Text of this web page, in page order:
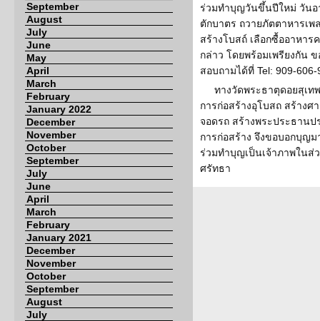
September
August
July
June
May
April
March
February
January 2022
December
November
October
September
July
June
April
March
February
January 2021
December
November
October
September
August
July
ร่วมทำบุญวันขึ้นปีใหม่ วันอ
ตักบาตร ถวายภัตตาหารเ
สร้างโบสถ์ เลือกซื้ออาหาร
กล่าว โดยพร้อมเพรียงกัน
สอบถามได้ที่ Tel: 909-606-
ทางวัดพระธาตุดอยสุเท
การก่อสร้างอุโบสถ สร้างศ
จอดรถ สร้างพระประธาน
การก่อสร้าง จึงขอบอกบุญ
ร่วมทำบุญเป็นเจ้าภาพในส่
ศรัทธา